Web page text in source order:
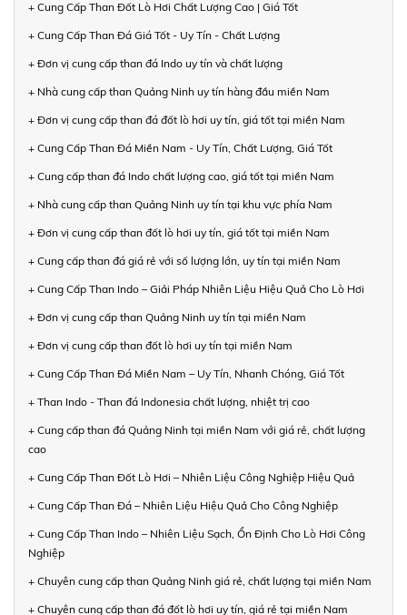
+ Cung Cấp Than Đốt Lò Hơi Chất Lượng Cao | Giá Tốt
+ Cung Cấp Than Đá Giá Tốt - Uy Tín - Chất Lượng
+ Đơn vị cung cấp than đá Indo uy tín và chất lượng
+ Nhà cung cấp than Quảng Ninh uy tín hàng đầu miền Nam
+ Đơn vị cung cấp than đá đốt lò hơi uy tín, giá tốt tại miền Nam
+ Cung Cấp Than Đá Miền Nam - Uy Tín, Chất Lượng, Giá Tốt
+ Cung cấp than đá Indo chất lượng cao, giá tốt tại miền Nam
+ Nhà cung cấp than Quảng Ninh uy tín tại khu vực phía Nam
+ Đơn vị cung cấp than đốt lò hơi uy tín, giá tốt tại miền Nam
+ Cung cấp than đá giá rẻ với số lượng lớn, uy tín tại miền Nam
+ Cung Cấp Than Indo – Giải Pháp Nhiên Liệu Hiệu Quả Cho Lò Hơi
+ Đơn vị cung cấp than Quảng Ninh uy tín tại miền Nam
+ Đơn vị cung cấp than đốt lò hơi uy tín tại miền Nam
+ Cung Cấp Than Đá Miền Nam – Uy Tín, Nhanh Chóng, Giá Tốt
+ Than Indo - Than đá Indonesia chất lượng, nhiệt trị cao
+ Cung cấp than đá Quảng Ninh tại miền Nam với giá rẻ, chất lượng
cao
+ Cung Cấp Than Đốt Lò Hơi – Nhiên Liệu Công Nghiệp Hiệu Quả
+ Cung Cấp Than Đá – Nhiên Liệu Hiệu Quả Cho Công Nghiệp
+ Cung Cấp Than Indo – Nhiên Liệu Sạch, Ổn Định Cho Lò Hơi Công
Nghiệp
+ Chuyên cung cấp than Quảng Ninh giá rẻ, chất lượng tại miền Nam
+ Chuyên cung cấp than đá đốt lò hơi uy tín, giá rẻ tại miền Nam